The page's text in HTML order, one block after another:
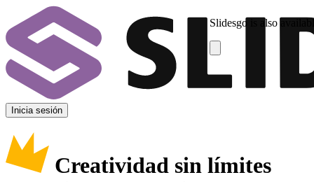
Slidesgo is also
Inicia sesión
Creatividad sin límites